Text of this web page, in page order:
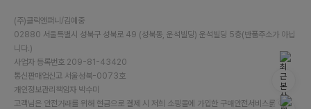
(주)클릭앤퍼니/김예중
02880 서울특별시 성북구 성북로 49 (성북동, 운석빌딩) 운석빌딩 5층(반품주소가 아닙
니다.)
사업자 등록번호 209-81-43420
통신판매업신고 서울성북-0073호
개인정보관리책임자 박수미
고객님은 안전거래를 위해 현금으로 결제 시 저희 소핑몰에 가입한 구매안전서비스를 이용